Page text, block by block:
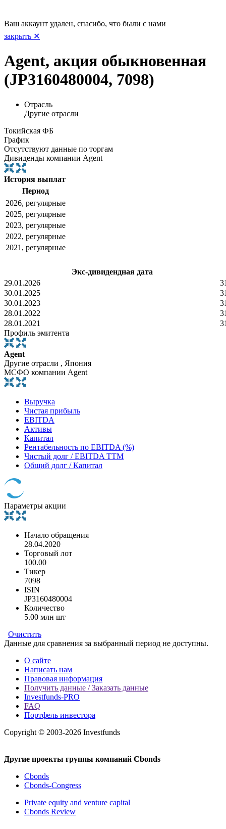
Ваш аккаунт удален, спасибо, что были с нами
закрыть ✕
Agent, акция обыкновенная
(JP3160480004, 7098)
Отрасль
Другие отрасли
Токийская ФБ
График
Отсутствуют данные по торгам
Дивиденды компании Agent
История выплат
Период
2026, регулярные
2025, регулярные
2023, регулярные
2022, регулярные
2021, регулярные
Экс-дивидендная дата
29.01.2026
30.01.2025
30.01.2023
28.01.2022
28.01.2021
Профиль эмитента
Agent
Другие отрасли , Япония
МСФО компании Agent
Выручка
Чистая прибыль
EBITDA
Активы
Капитал
Рентабельность по EBITDA (%)
Чистый долг / EBITDA TTM
Общий долг / Капитал
Параметры акции
Начало обращения
28.04.2020
Торговый лот
100.00
Тикер
7098
ISIN
JP3160480004
Количество
5.00 млн шт
Очистить
Данные для сравнения за выбранный период не доступны.
О сайте
Написать нам
Правовая информация
Получить данные / Заказать данные
Investfunds-PRO
FAQ
Портфель инвестора
Copyright © 2003-2026 Investfunds
Другие проекты группы компаний Cbonds
Cbonds
Cbonds-Congress
Private equity and venture capital
Cbonds Review